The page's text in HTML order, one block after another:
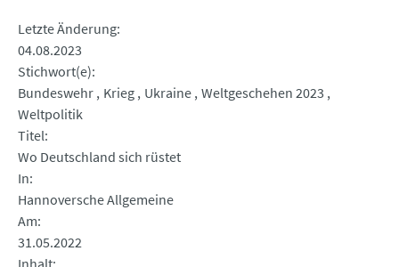
Letzte Änderung
04.08.2023
Stichwort(e)
Bundeswehr Krieg Ukraine Weltgeschehen 2023
Weltpolitik
Titel
Wo Deutschland sich rüstet
In
Hannoversche Allgemeine
Am
31.05.2022